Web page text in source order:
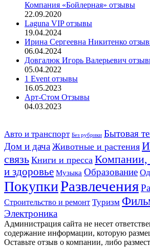
Компания «Бойлерная» отзывы
22.09.2020
Laguna VIP отзывы
19.04.2024
Ирина Сергеевна Никитенко
06.04.2024
Довгалюк Игорь Валерьевич
05.04.2022
1 Event отзывы
16.05.2023
Арт-Стом Отзывы
04.03.2023
Авто и транспорт Без рубрики Бытовая
Дом и дача Животные и растения
связь Книги и пресса
и здоровье Музыка Образование
ПокупкиРазвлечения
Строительство и ремонт Туризм
Электроника
Администрация сайта не несет
содержание информации, которую
Оставьте отзыв о компании, либо